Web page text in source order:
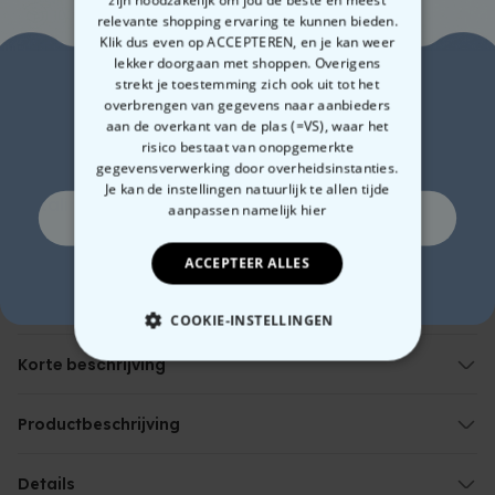
100 dagen gratis retourneren
Verwachte leverdatum:
Vri, 14.08 – Maa, 17.08
Gratis verzending vanaf 60 €
Meer info
Betalingsmethoden:
Korte beschrijving
Met twee grote en een kleine zak
Kan in de wasmachine
Productbeschrijving
De volgende BBQ wordt onvergetelijk met ons
Details
relevante shopping ervaring te kunnen bieden.
Klik dus even op ACCEPTEREN, en je kan weer
lekker doorgaan met shoppen. Overigens
strekt je toestemming zich ook uit tot het
overbrengen van gegevens naar aanbieders
aan de overkant van de plas (=VS), waar het
risico bestaat van onopgemerkte
gegevensverwerking door overheidsinstanties.
Je kan de instellingen natuurlijk te allen tijde
aanpassen namelijk hier
ACCEPTEER ALLES
COOKIE-INSTELLINGEN
NOODZAKELIJK
PERFORMANCE
Zin in
10% korting?
Ja, graag!
Nee, ik ben geen fan van korting